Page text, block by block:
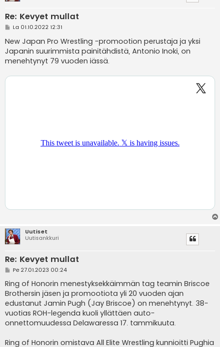
Re: Kevyet mullat
V
e
s
t
i
La 01.10.2022 12:31
New Japan Pro Wrestling -promootion perustaja ja yksi
Japanin suurimmista painitähdistä, Antonio Inoki, on
menehtynyt 79 vuoden iässä.
Uutiset
Uutisankkuri
Re: Kevyet mullat
V
e
s
t
i
Pe 27.01.2023 00:24
Ring of Honorin menestyksekkäimmän tag teamin Briscoe
Brothersin jäsen ja promootiota yli 20 vuoden ajan
edustanut Jamin Pugh (Jay Briscoe) on menehtynyt. 38-
vuotias ROH-legenda kuoli yllättäen auto-
onnettomuudessa Delawaressa 17. tammikuuta.
Ring of Honorin omistava All Elite Wrestling kunnioitti Pughia